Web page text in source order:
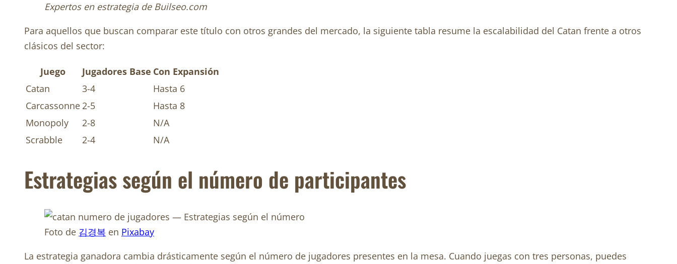
Expertos en estrategia de Builseo.com
Para aquellos que buscan comparar este título con otros grandes del mercado, la siguiente tabla resume la escalabilidad del Catan frente a otros
clásicos del sector:
Juego Jugadores Base Con Expansión
Catan
3-4
Hasta 6
Carcassonne 2-5
Hasta 8
Monopoly
2-8
N/A
Scrabble
2-4 N/A
Estrategias según el número de participantes
Foto de 김경복 en Pixabay
La estrategia ganadora cambia drásticamente según el número de jugadores presentes en la mesa. Cuando juegas con tres personas, puedes